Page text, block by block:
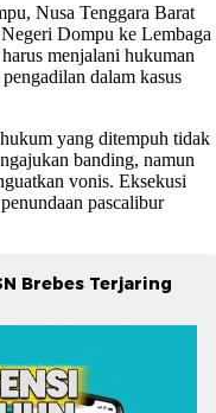
Nusa Tenggara Barat
Dompu ke Lembaga
menjalani hukuman
dalam kasus
yang ditempuh tidak
banding, namun
vonis. Eksekusi
pascalibur
Brebes Terjaring